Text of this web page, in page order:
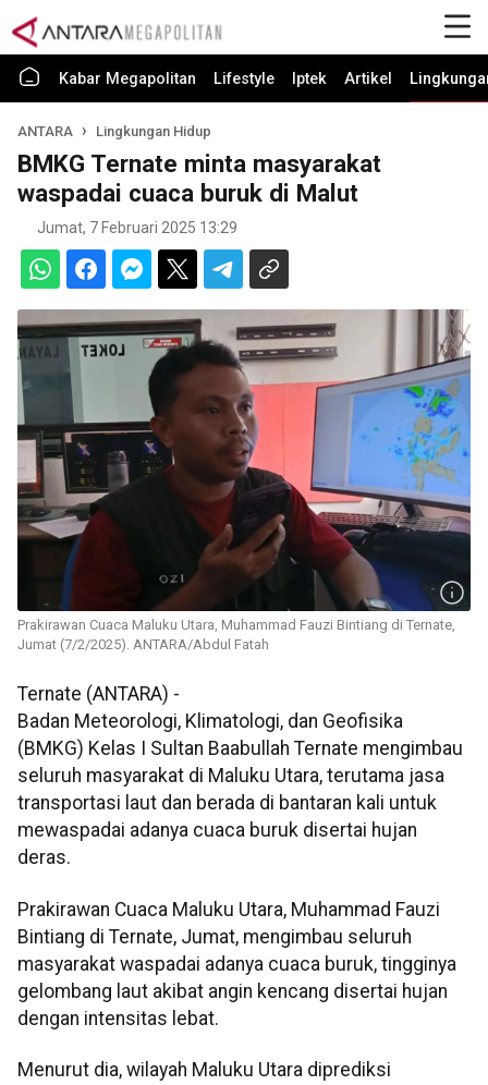
Kabar Megapolitan Lifestyle Iptek Artikel
ANTARA Lingkungan Hidup
BMKG Ternate minta masyarakat
waspadai cuaca buruk di Malut
Jumat, 7 Februari 2025 13:29
Prakirawan Cuaca Maluku Utara, Muhammad Fauzi Bintiang di Ternate,
Jumat (7/2/2025). ANTARA/Abdul Fatah
Ternate (ANTARA) -
Badan Meteorologi, Klimatologi, dan Geofisika
(BMKG) Kelas I Sultan Baabullah Ternate mengimbau
seluruh masyarakat di Maluku Utara, terutama jasa
transportasi laut dan berada di bantaran kali untuk
mewaspadai adanya cuaca buruk disertai hujan
deras.
Prakirawan Cuaca Maluku Utara, Muhammad Fauzi
Bintiang di Ternate, Jumat, mengimbau seluruh
masyarakat waspadai adanya cuaca buruk, tingginya
gelombang laut akibat angin kencang disertai hujan
dengan intensitas lebat.
Menurut dia, wilayah Maluku Utara diprediksi